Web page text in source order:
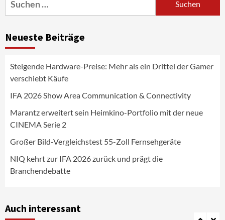
Beiträge
nach:
Neueste Beiträge
Steigende Hardware-Preise: Mehr als ein Drittel der Gamer
verschiebt Käufe
IFA 2026 Show Area Communication & Connectivity
Marantz erweitert sein Heimkino-Portfolio mit der neue
CINEMA Serie 2
Großer Bild-Vergleichstest 55-Zoll Fernsehgeräte
NIQ kehrt zur IFA 2026 zurück und prägt die
Branchendebatte
Auch interessant
4
News aus dem Internet
Fernsehgeräte
5
NIQ kehrt zur IFA 2026 zurück und prägt
die Branchendebatte
6
Aktuell
CHERRY baut Vertriebsteam in
7
Klimageräte und Ventilatoren